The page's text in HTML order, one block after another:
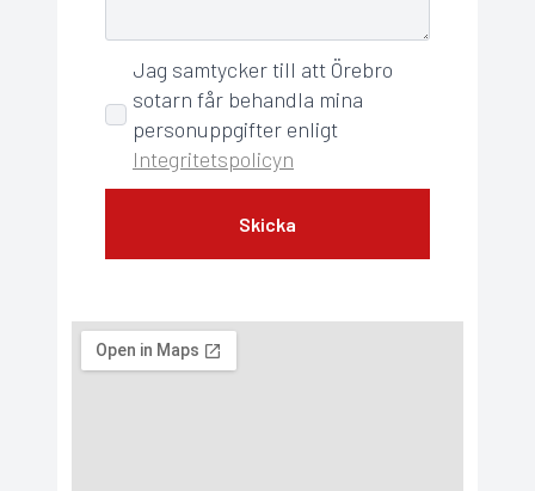
GDPR
*
Jag samtycker till att Örebro
sotarn får behandla mina
personuppgifter enligt
Integritetspolicyn
Skicka